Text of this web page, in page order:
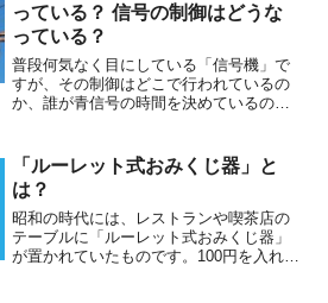
っている？ 信号の制御はどうな
っている？
普段何気なく目にしている「信号機」で
すが、その制御はどこで行われているの
か、誰が青信号の時間を決めているのか
異なる気もしますが、本当に違うのでし
ょうか？今回はそうした「信...
「ルーレット式おみくじ器」と
は？
昭和の時代には、レストランや喫茶店の
テーブルに「ルーレット式おみくじ器」
が置かれていたものです。100円を入れる